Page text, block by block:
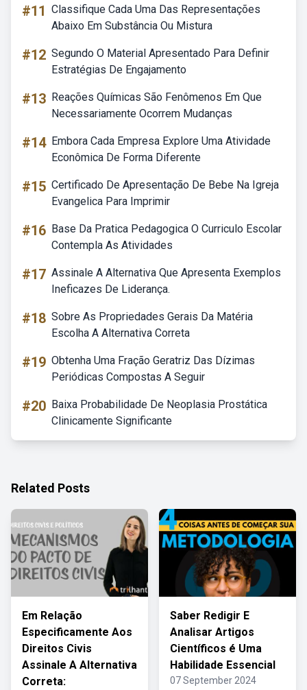
#11 Classifique Cada Uma Das Representações
Abaixo Em Substância Ou Mistura
#12 Segundo O Material Apresentado Para Definir
Estratégias De Engajamento
#13 Reações Químicas São Fenômenos Em Que
Necessariamente Ocorrem Mudanças
#14 Embora Cada Empresa Explore Uma Atividade
Econômica De Forma Diferente
#15 Certificado De Apresentação De Bebe Na Igreja
Evangelica Para Imprimir
#16 Base Da Pratica Pedagogica O Curriculo Escolar
Contempla As Atividades
#17 Assinale A Alternativa Que Apresenta Exemplos
Ineficazes De Liderança.
#18 Sobre As Propriedades Gerais Da Matéria
Escolha A Alternativa Correta
#19 Obtenha Uma Fração Geratriz Das Dízimas
Periódicas Compostas A Seguir
#20 Baixa Probabilidade De Neoplasia Prostática
Clinicamente Significante
Related Posts
Em Relação
Especificamente Aos
Direitos Civis
Assinale A Alternativa
Correta:
Saber Redigir E
Analisar Artigos
Científicos é Uma
Habilidade Essencial
07 September 2024